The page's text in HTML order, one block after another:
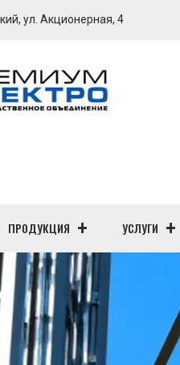
ул. Акционерная, 4
ПРОДУКЦИЯ УСЛУГИ